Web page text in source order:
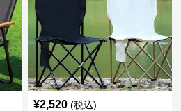
¥2,520 (税込)